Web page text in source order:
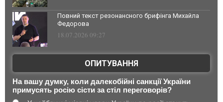
Повний текст резонансного брифінга Михайла
Федорова
18.07.2026 09:27
ОПИТУВАННЯ
На вашу думку, коли далекобійні санкції України
примусять росію сісти за стіл переговорів?